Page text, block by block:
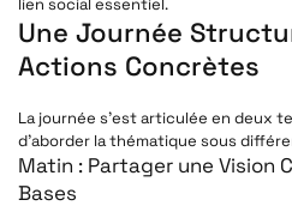
lien social essentiel.
Une Journée
Actions Concrètes
La journée s’est articulée en deux
d’aborder la thématique sous
Matin : Partager une Vision
Bases